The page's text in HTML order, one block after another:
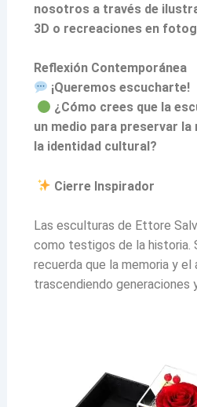
nosotros a través de
3D o recreaciones en
Reflexión Contemporánea
¡Queremos escucharte!
¿Cómo crees que la
un medio para preservar
la identidad cultural?
Cierre Inspirador
Las esculturas de Ettore
como testigos de la historia.
recuerda que la memoria y el
trascendiendo generaciones